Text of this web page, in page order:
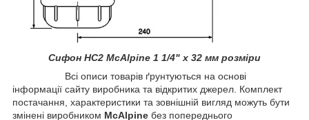
Сифон HC2 McAlpine 1 1/4" x 32 мм розміри
Всі описи товарів ґрунтуються на основі
інформації сайту виробника та відкритих джерел. Комплект
постачання, характеристики та зовнішній вигляд можуть бути
змінені виробником McAlpine без попереднього